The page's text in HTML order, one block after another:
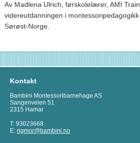
Av Madlena Ulrich, førskolelærer, AMI
videreutdanningen i
Sørøst-Norge.
Kontakt
Bambini Montessoribarnehage AS
Sangenveien 51
2315 Hamar
T: 93023668
E: rigmor@bambini.no